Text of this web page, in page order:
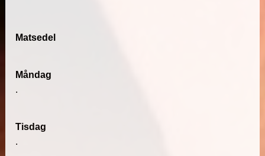
Matsedel
Måndag
.
Tisdag
.